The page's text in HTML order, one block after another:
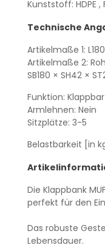
Kunststoff: HDPE ,
Technische
Artikelmaße 1: L180
Artikelmaße 2:
SB180 × SH42 ×
Funktion: Klappbar
Armlehnen: Nein
Sitzplätze: 3-5
Belastbarkeit [in
Die Klappbank
perfekt für den
Das robuste
Lebensdauer.